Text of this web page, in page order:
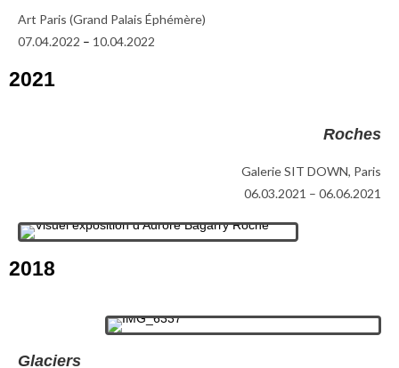
Art Paris (Grand Palais Éphémère)
07.04.2022 – 10.04.2022
2021
Roches
Galerie SIT DOWN, Paris
06.03.2021 – 06.06.2021
2018
Glaciers